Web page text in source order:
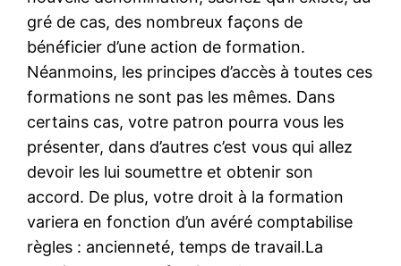
gré de cas, des nombreux façons de
bénéficier d’une action de formation.
Néanmoins, les principes d’accès à toutes ces
formations ne sont pas les mêmes. Dans
certains cas, votre patron pourra vous les
présenter, dans d’autres c’est vous qui allez
devoir les lui soumettre et obtenir son
accord. De plus, votre droit à la formation
variera en fonction d’un avéré comptabilise
règles : ancienneté, temps de travail.La